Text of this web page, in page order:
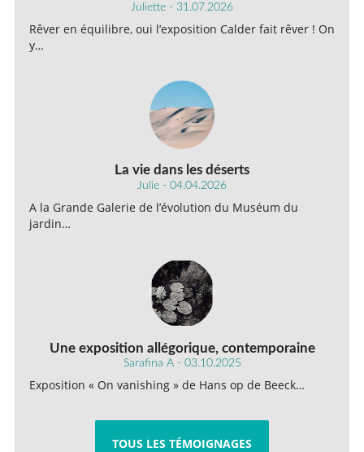
Juliette - 31.07.2026
Rêver en équilibre, oui l’exposition Calder fait rêver ! On
y…
La vie dans les déserts
Julie - 04.04.2026
A la Grande Galerie de l’évolution du Muséum du
jardin…
Une exposition allégorique, contemporaine
Sarafina A - 03.10.2025
Exposition « On vanishing » de Hans op de Beeck…
TOUS LES TÉMOIGNAGES